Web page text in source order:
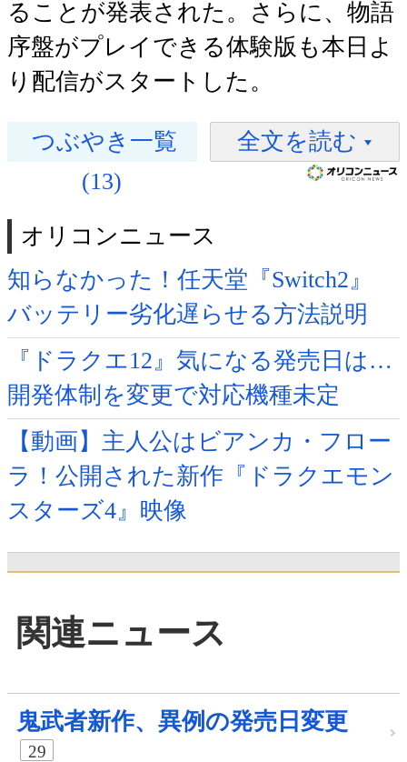
ることが発表された。さらに、物語
序盤がプレイできる体験版も本日よ
り配信がスタートした。
つぶやき一覧
(13)
全文を読む
オリコンニュース
知らなかった！任天堂『Switch2』
バッテリー劣化遅らせる方法説明
『ドラクエ12』気になる発売日は…
開発体制を変更で対応機種未定
【動画】主人公はビアンカ・フロー
ラ！公開された新作『ドラクエモン
スターズ4』映像
関連ニュース
鬼武者新作、異例の発売日変更
29